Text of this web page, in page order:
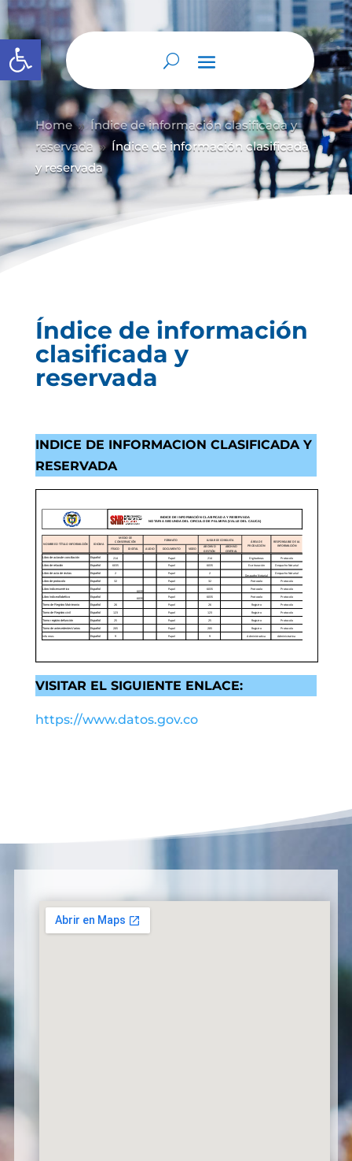
Abrir barra de herramientas
Home 9 Índice de información clasificada y
reservada 9 Índice de información clasificada
y reservada
Índice de información
clasificada y
reservada
INDICE DE INFORMACION CLASIFICADA Y
RESERVADA
VISITAR EL SIGUIENTE ENLACE:
https://www.datos.gov.co